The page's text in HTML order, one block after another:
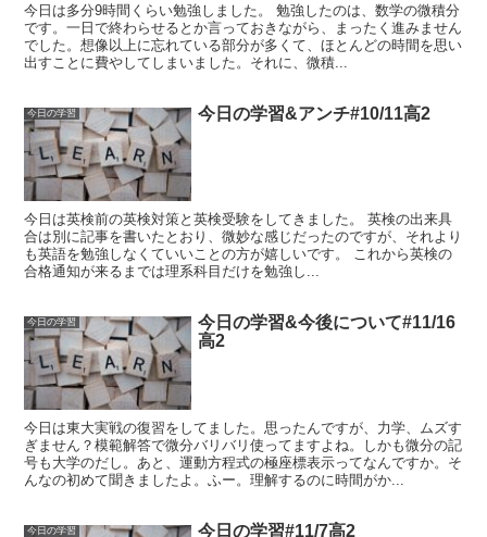
今日は多分9時間くらい勉強しました。 勉強したのは、数学の微積分
です。一日で終わらせるとか言っておきながら、まったく進みません
でした。想像以上に忘れている部分が多くて、ほとんどの時間を思い
出すことに費やしてしまいました。それに、微積...
今日の学習 今日の学習&アンチ#10/11高2
今日は英検前の英検対策と英検受験をしてきました。 英検の出来具
合は別に記事を書いたとおり、微妙な感じだったのですが、それより
も英語を勉強しなくていいことの方が嬉しいです。 これから英検の
合格通知が来るまでは理系科目だけを勉強し...
今日の学習
今日の学習&今後について#11/16
高2
今日は東大実戦の復習をしてました。思ったんですが、力学、ムズす
ぎません？模範解答で微分バリバリ使ってますよね。しかも微分の記
号も大学のだし。あと、運動方程式の極座標表示ってなんですか。そ
んなの初めて聞きましたよ。ふー。理解するのに時間がか...
今日の学習 今日の学習#11/7高2